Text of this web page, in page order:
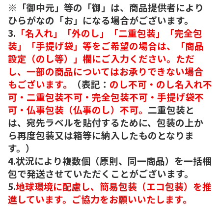
※「御中元」等の「御」は、商品提供者により
ひらがなの「お」になる場合がございます。
3. 「名入れ」「外のし」「二重包装」「完全包
装」「手提げ袋」等をご希望の場合は、「商品
設定（のし等）」欄にご入力ください。ただ
し、一部の商品についてはお承りできない場合
もございます。
（表記： のし不可・のし名入れ不
可・二重包装不可・完全包装不可・手提げ袋不
可・仏事包装（仏事のし）不可。 二重包装と
は、宛先ラベルを貼付するために、包装の上か
ら再度包装又は箱等に納入したものとなりま
す。）
4.状況により複数個（原則、同一商品）を一括梱
包で発送させていただくことがございます。
5.地球環境に配慮し、簡易包装（エコ包装）を推
進しています。ご協力をお願いいたします。